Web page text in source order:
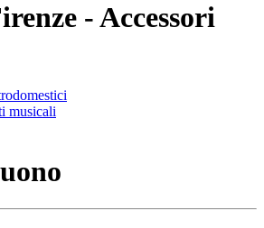
- Accessori
musicali